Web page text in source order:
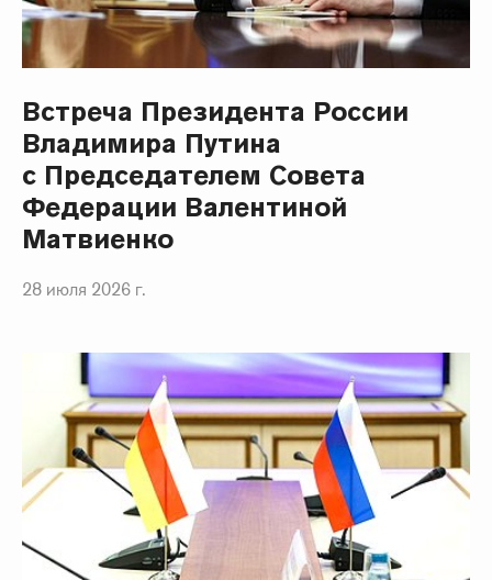
Встреча Президента России
Владимира Путина
с Председателем Совета
Федерации Валентиной
Матвиенко
28 июля 2026 г.